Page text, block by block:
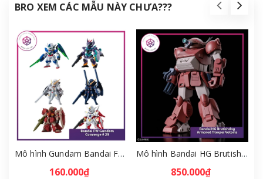
BRO XEM CÁC MẪU NÀY CHƯA???
Mô hình Gundam Bandai FW Gundam Converge # 29 Full Set [GDB] [FCH]
160.000₫
Mô hình Bandai HG Brutishdog - Armored Trooper Votoms [GDB] [BHG]
850.000₫